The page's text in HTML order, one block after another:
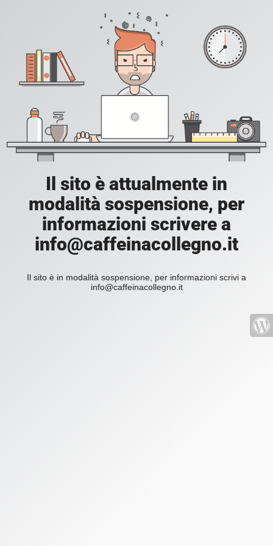
Il sito è attualmente in
modalità sospensione, per
informazioni scrivere a
info@caffeinacollegno.it
Il sito è in modalità sospensione, per informazioni scrivi a
info@caffeinacollegno.it